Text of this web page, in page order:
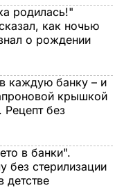
родилась!"
как ночью
о рождении
каждую банку – и
крышкой
Рецепт без
в банки".
без стерилизации
детстве